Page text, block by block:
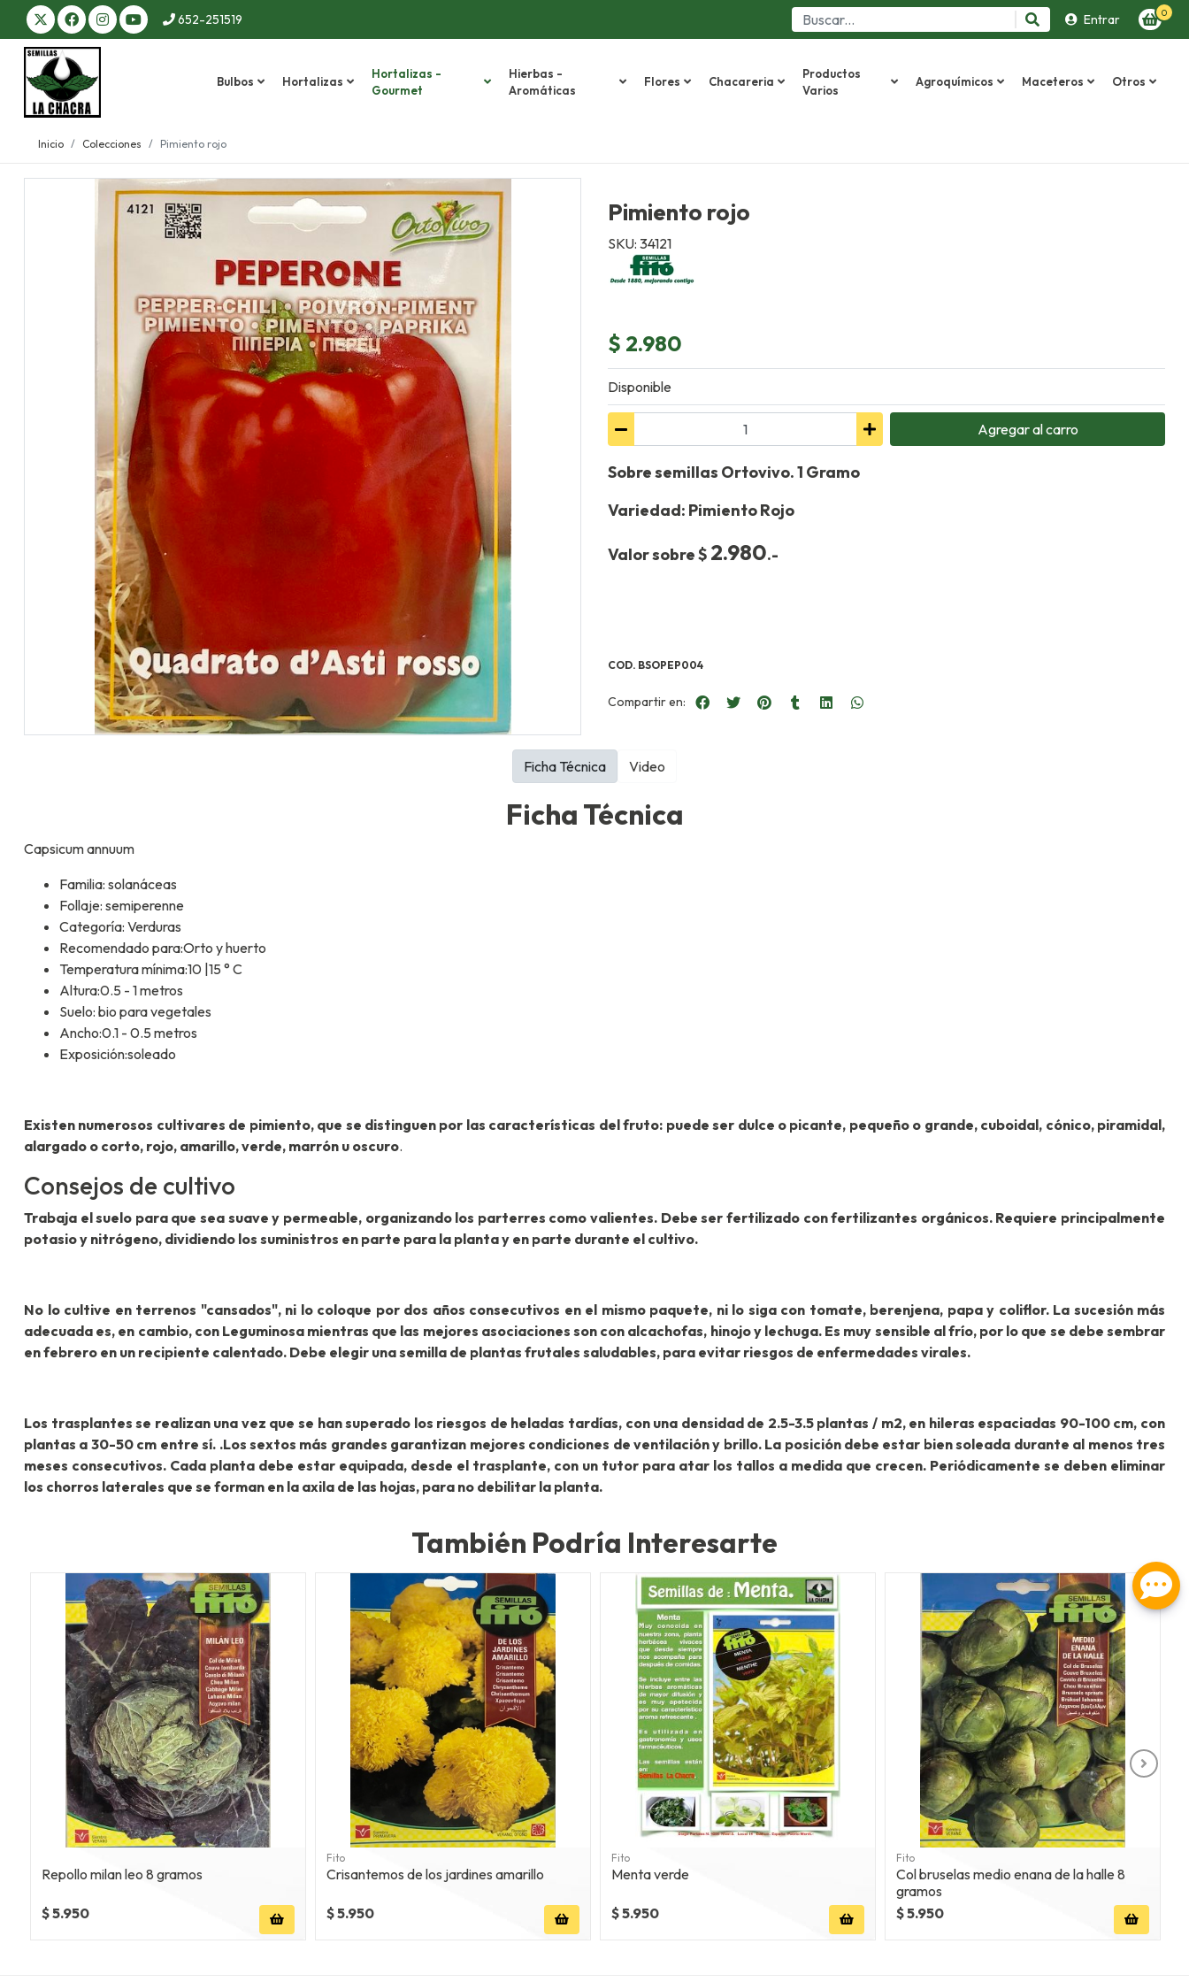
652-251519 Entrar 0
Bulbos Hortalizas
Hortalizas -
Gourmet
Hierbas -
Aromáticas
Flores Chacareria
Productos
Varios
Agroquímicos Maceteros Otros
Inicio Colecciones Pimiento rojo
Pimiento rojo
SKU: 34121
$ 2.980
Disponible
Agregaral carro
Sobre semillas Ortovivo. 1 Gramo
Variedad: Pimiento Rojo
Valor sobre $ 2.980.-
COD. BSOPEP004
Compartir en:
Ficha Técnica
Capsicum annuum
Familia: solanáceas
Follaje: semiperenne
Categoría: Verduras
Recomendado para:Orto y huerto
Temperatura mínima:10 |15 ° C
Altura:0.5 - 1 metros
Suelo: bio para vegetales
Ancho:0.1 - 0.5 metros
Exposición:soleado
Existen numerosos cultivares de pimiento, que se distinguen por las características del fruto: puede ser dulce o picante, pequeño o grande, cuboidal, cónico, piramidal,
alargado o corto, rojo, amarillo, verde, marrón u oscuro.
Consejos de cultivo
Trabaja el suelo para que sea suave y permeable, organizando los parterres como valientes. Debe ser fertilizado con fertilizantes orgánicos. Requiere principalmente
potasio y nitrógeno, dividiendo los suministros en parte para la planta y en parte durante el cultivo.
No lo cultive en terrenos "cansados", ni lo coloque por dos años consecutivos en el mismo paquete, ni lo siga con tomate, berenjena, papa y coliflor. La sucesión más
adecuada es, en cambio, con Leguminosa mientras que las mejores asociaciones son con alcachofas, hinojo y lechuga. Es muy sensible al frío, por lo que se debe sembrar
en febrero en un recipiente calentado. Debe elegir una semilla de plantas frutales saludables, para evitar riesgos de enfermedades virales.
Los trasplantes se realizan una vez que se han superado los riesgos de heladas tardías, con una densidad de 2.5-3.5 plantas / m2, en hileras espaciadas 90-100 cm, con
plantas a 30-50 cm entre sí. .Los sextos más grandes garantizan mejores condiciones de ventilación y brillo. La posición debe estar bien soleada durante al menos tres
meses consecutivos. Cada planta debe estar equipada, desde el trasplante, con un tutor para atar los tallos a medida que crecen. Periódicamente se deben eliminar
los chorros laterales que se forman en la axila de las hojas, para no debilitar la planta.
Ficha Técnica Video
También Podría Interesarte
Repollo milan leo 8 gramos
$ 5.950
Fito
Crisantemos de los jardines amarillo
$ 5.950
Fito
Menta verde
$ 5.950
Fito
Col bruselas medio enana de la halle 8
gramos
$ 5.950